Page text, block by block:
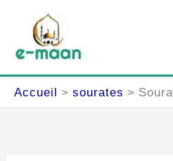
contenu
Accueil sourates